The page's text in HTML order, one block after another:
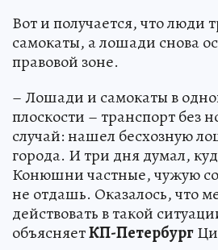
Вот и получается, что люди
самокаты, а лошади снова
правовой зоне.
– Лошади и самокаты в
плоскости – транспорт без
случай: нашел бесхозную
города. И три дня думал,
Конюшни частные, чужую
не отдашь. Оказалось, что
действовать в такой
объясняетКП-Петербург